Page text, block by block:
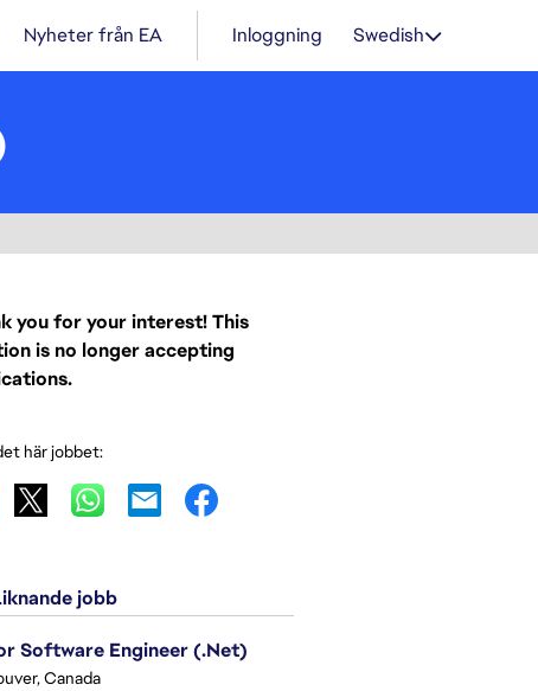
Nyheter från EA Inloggning Swedish
you for your interest! This
is no longer accepting
här jobbet:
jobb
Software Engineer (.Net)
Canada